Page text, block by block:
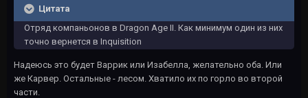
Цитата
Отряд компаньонов в Dragon Age II. Как минимум один из них
точно вернется в Inquisition
Надеюсь это будет Варрик или Изабелла, желательно оба. Или
же Карвер. Остальные - лесом. Хватило их по горло во второй
части.